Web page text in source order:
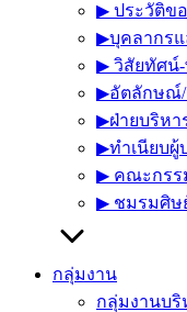
▶︎ ประวัติขอ
▶︎บุคลากรแ
▶︎ วิสัยทัศน์
▶︎อัตลักษณ์
▶︎ฝ่ายบริหา
▶︎ทำเนียบผู้
▶︎ คณะกรร
▶︎ ชมรมศิษ
กลุ่มงาน
กลุ่มงานบริ